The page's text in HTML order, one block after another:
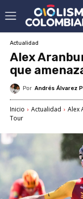
Actualidad
Alex
que
Por Andrés Álvarez
Inicio Actualidad
Alex
Tour